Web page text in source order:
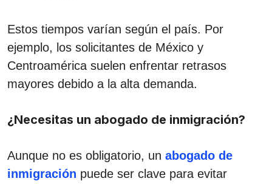
Estos tiempos varían según el país. Por
ejemplo, los solicitantes de México y
Centroamérica suelen enfrentar retrasos
mayores debido a la alta demanda.
¿Necesitas un abogado de inmigración?
Aunque no es obligatorio, un abogado de
inmigración puede ser clave para evitar